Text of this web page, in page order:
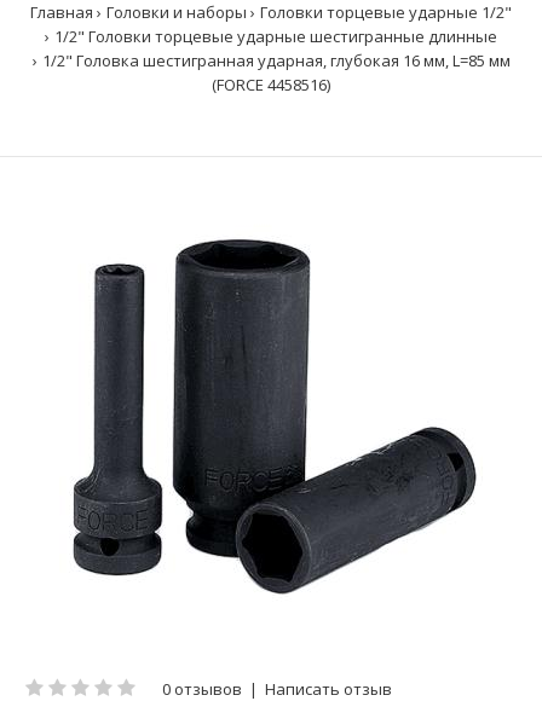
Главная Головки и наборы
Головки торцевые ударные 1/2"
1/2" Головки торцевые ударные шестигранные длинные
1/2" Головка шестигранная ударная, глубокая 16 мм, L=85 мм
(FORCE 4458516)
0 отзывов | Написать отзыв